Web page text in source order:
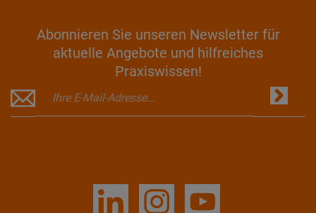
Abonnieren Sie unseren Newsletter für
aktuelle Angebote und hilfreiches
Praxiswissen!